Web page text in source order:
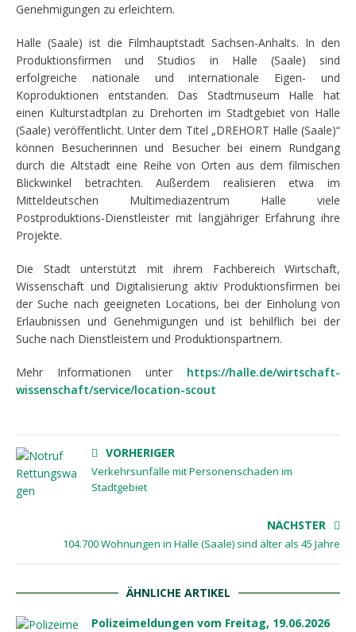
Genehmigungen zu erleichtern.
Halle (Saale) ist die Filmhauptstadt Sachsen-Anhalts. In den
Produktionsfirmen und Studios in Halle (Saale) sind
erfolgreiche nationale und internationale Eigen- und
Koproduktionen entstanden. Das Stadtmuseum Halle hat
einen Kulturstadtplan zu Drehorten im Stadtgebiet von Halle
(Saale) veröffentlicht. Unter dem Titel „DREHORT Halle (Saale)“
können Besucherinnen und Besucher bei einem Rundgang
durch die Altstadt eine Reihe von Orten aus dem filmischen
Blickwinkel betrachten. Außerdem realisieren etwa im
Mitteldeutschen Multimediazentrum Halle viele
Postproduktions-Dienstleister mit langjähriger Erfahrung ihre
Projekte.
Die Stadt unterstützt mit ihrem Fachbereich Wirtschaft,
Wissenschaft und Digitalisierung aktiv Produktionsfirmen bei
der Suche nach geeigneten Locations, bei der Einholung von
Erlaubnissen und Genehmigungen und ist behilflich bei der
Suche nach Dienstleistern und Produktionspartnern.
Mehr Informationen unter https://halle.de/wirtschaft-
wissenschaft/service/location-scout
VORHERIGER
Verkehrsunfälle mit Personenschaden im
Stadtgebiet
NÄCHSTER
104.700 Wohnungen in Halle (Saale) sind älter als 45 Jahre
ÄHNLICHE ARTIKEL
Polizeimeldungen vom Freitag, 19.06.2026